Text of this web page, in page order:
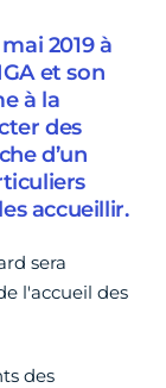
2019 à
et son
à la
des
d’un
accueillir.
sera
l'accueil des
des